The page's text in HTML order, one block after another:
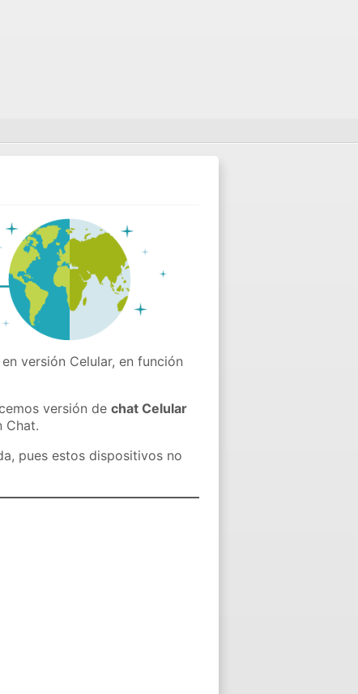
versión Celular, en función
versión dechat Celular
Chat.
pues estos dispositivos no